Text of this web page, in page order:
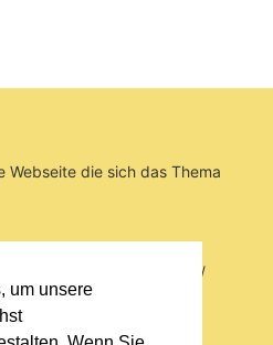
um unsere
Webseite die sich das Thema
www.bierkreiszeichen.at/
Gesammelte Biere